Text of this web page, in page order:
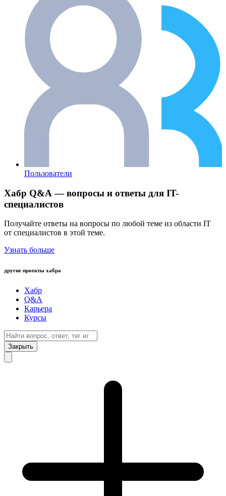
Пользователи
Хабр Q&A — вопросы и ответы для IT-
специалистов
Получайте ответы на вопросы по любой теме из области IT
от специалистов в этой теме.
Узнать больше
другие проекты хабра
Хабр
Q&A
Карьера
Курсы
Закрыть